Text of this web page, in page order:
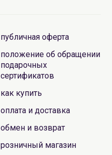
публичная оферта
положение об обращении
подарочных
сертификатов
как купить
оплата и доставка
обмен и возврат
розничный магазин